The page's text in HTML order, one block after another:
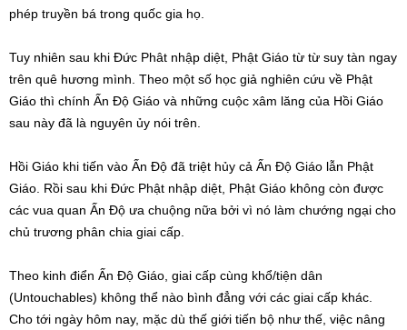
phép truyền bá trong quốc gia họ.
Tuy nhiên sau khi Đức Phât nhập diệt, Phật Giáo từ từ suy tàn ngay
trên quê hương mình. Theo một số học giả nghiên cứu về Phật
Giáo thì chính Ấn Độ Giáo và những cuộc xâm lăng của Hồi Giáo
sau này đã là nguyên ủy nói trên.
Hồi Giáo khi tiến vào Ấn Độ đã triệt hủy cả Ấn Độ Giáo lẫn Phật
Giáo. Rồi sau khi Đức Phật nhập diệt, Phật Giáo không còn được
các vua quan Ấn Độ ưa chuộng nữa bởi vì nó làm chướng ngại cho
chủ trương phân chia giai cấp.
Theo kinh điển Ấn Độ Giáo, giai cấp cùng khổ/tiện dân
(Untouchables) không thể nào bình đẳng với các giai cấp khác.
Cho tới ngày hôm nay, mặc dù thế giới tiến bộ như thế, việc nâng